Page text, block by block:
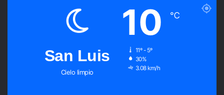
San Luis
Cielo limpio
10 ℃
11º - 5º
30%
3.08 km/h